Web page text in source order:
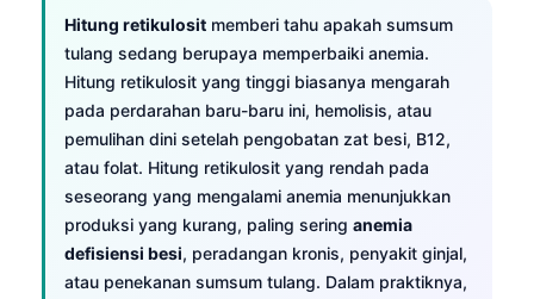
Hitung retikulosit memberi tahu apakah sumsum
tulang sedang berupaya memperbaiki anemia.
Hitung retikulosit yang tinggi biasanya mengarah
pada perdarahan baru-baru ini, hemolisis, atau
pemulihan dini setelah pengobatan zat besi, B12,
atau folat. Hitung retikulosit yang rendah pada
seseorang yang mengalami anemia menunjukkan
produksi yang kurang, paling sering anemia
defisiensi besi, peradangan kronis, penyakit ginjal,
atau penekanan sumsum tulang. Dalam praktiknya,